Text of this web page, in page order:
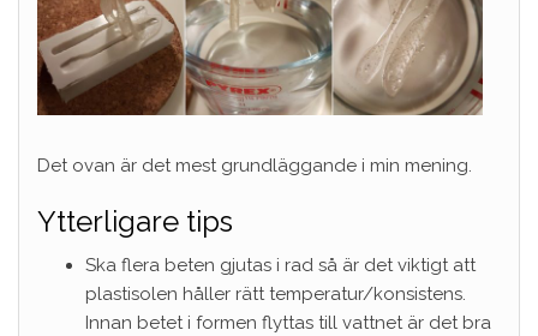
Det ovan är det mest grundläggande i min mening.
Ytterligare tips
Ska flera beten gjutas i rad så är det viktigt att
plastisolen håller rätt temperatur/konsistens.
Innan betet i formen flyttas till vattnet är det bra